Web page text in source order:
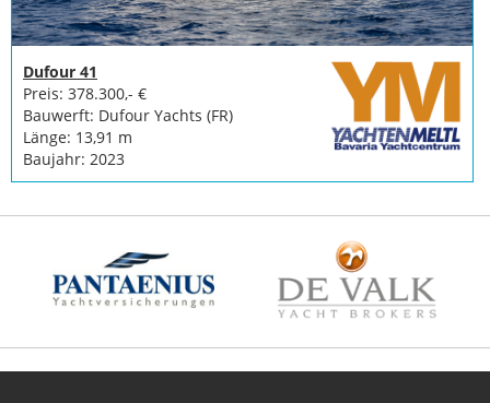
Dufour 41
Preis: 378.300,- €
Bauwerft: Dufour Yachts (FR)
Länge: 13,91 m
Baujahr: 2023